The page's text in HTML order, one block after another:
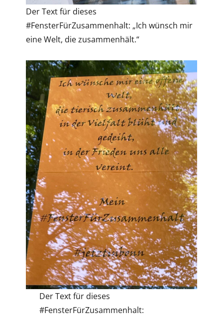
Der Text für dieses
#FensterFürZusammenhalt: „Ich wünsch mir
eine Welt, die zusammenhält.“
Der Text für dieses
#FensterFürZusammenhalt: